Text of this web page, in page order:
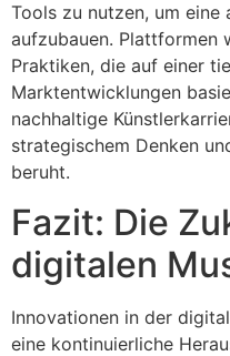
Tools zu nutzen, um eine
aufzubauen. Plattformen
Praktiken, die auf einer
Marktentwicklungen
nachhaltige
strategischem Denken
beruht.
Fazit: Die
digitalen
Innovationen in der
eine kontinuierliche